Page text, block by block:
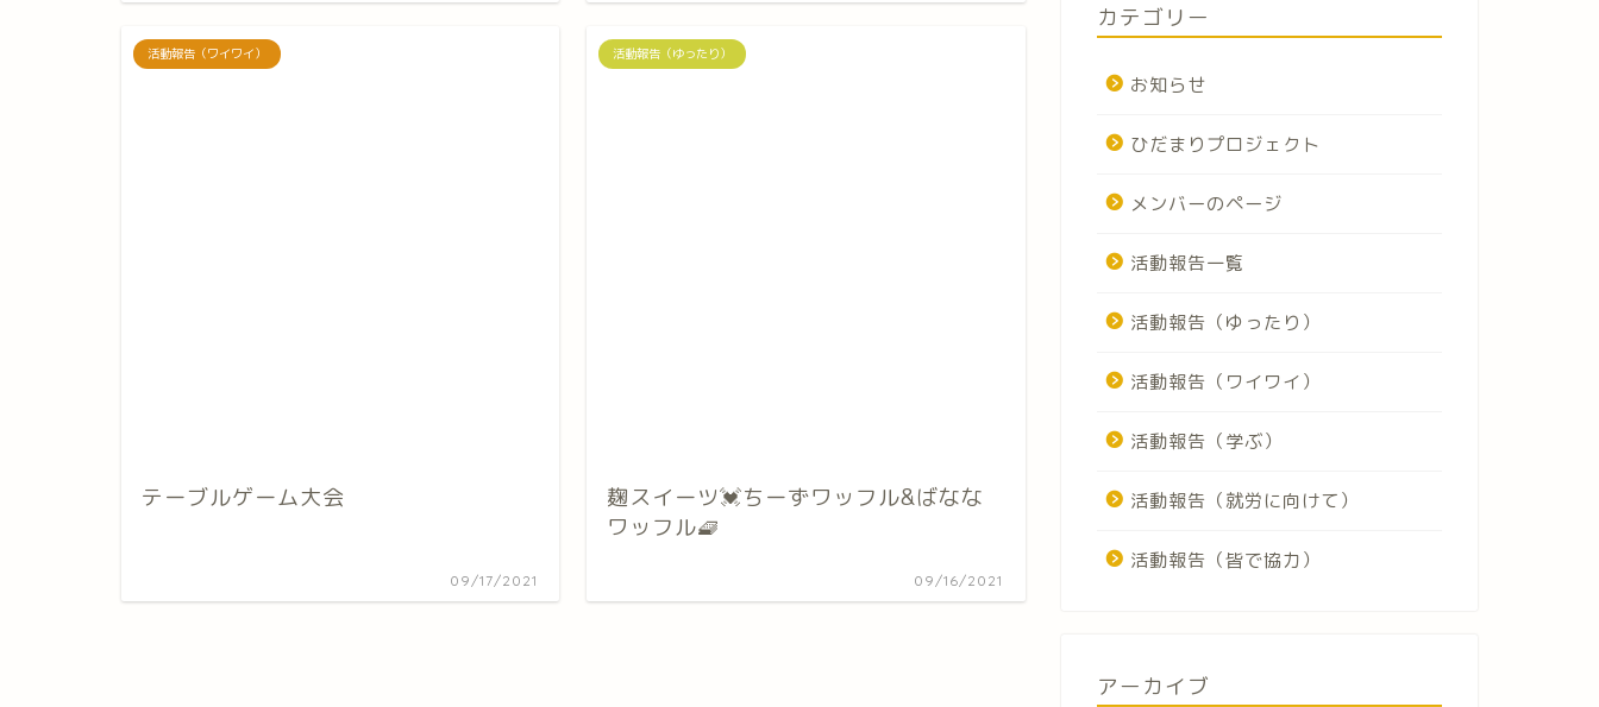
活動報告（ワイワイ）
テーブルゲーム大会
09/17/2021
活動報告（ゆったり）
麹スイーツ💓ちーずワッフル&ばなな
ワッフル🧇
09/16/2021
カテゴリー
お知らせ
ひだまりプロジェクト
メンバーのページ
活動報告一覧
活動報告（ゆったり）
活動報告（ワイワイ）
活動報告（学ぶ）
活動報告（就労に向けて）
活動報告（皆で協力）
アーカイブ